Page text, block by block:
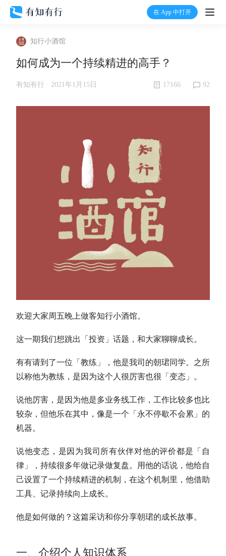
在 App 中打开
打
加入我们
知行小酒馆
如何成为一个持续精进的高手？
有知有行 · 2021年1月15日 17166 92
欢迎大家周五晚上做客知行小酒馆。
这一期我们想跳出「投资」话题，和大家聊聊成长。
有有请到了一位「教练」，他是我司的朝珺同学。之所
以称他为教练，是因为这个人很厉害也很「变态」。
说他厉害，是因为他是多业务线工作，工作比较多也比
较杂，但他乐在其中，像是一个「永不停歇不会累」的
机器。
说他变态，是因为我司所有伙伴对他的评价都是「自
律」，持续很多年做记录做复盘。用他的话说，他给自
己设置了一个持续精进的机制，在这个机制里，他借助
工具、记录持续向上成长。
他是如何做的？这篇采访和你分享朝珺的成长故事。
一、介绍个人知识体系